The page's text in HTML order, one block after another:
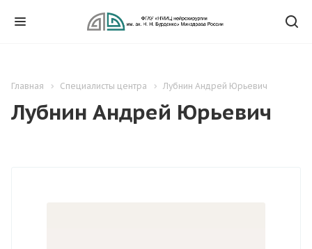
Главная Специалисты центра Лубнин Андрей Юрьевич
Лубнин Андрей Юрьевич